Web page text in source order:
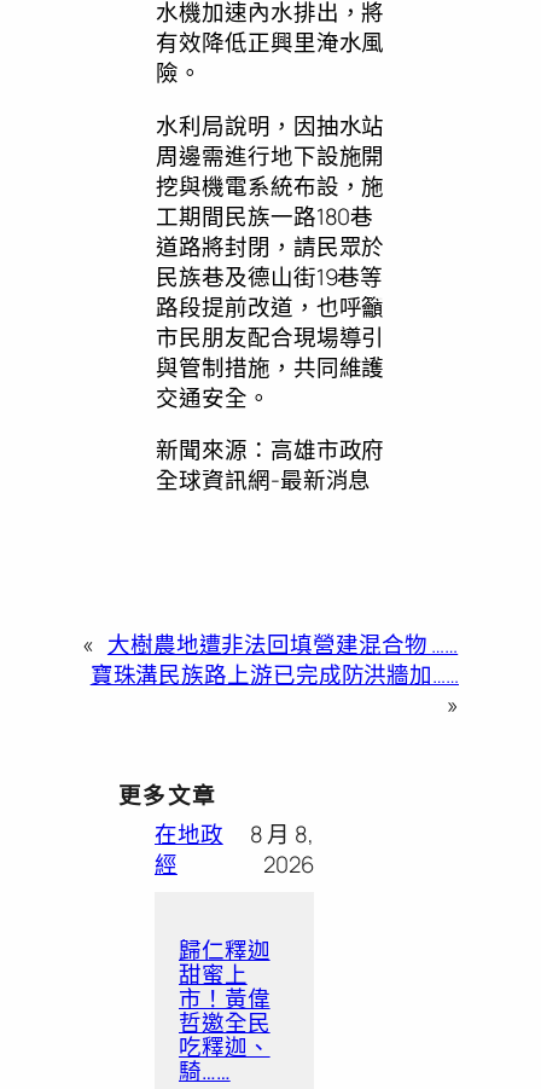
水機加速內水排出，將
有效降低正興里淹水風
險。
水利局說明，因抽水站
周邊需進行地下設施開
挖與機電系統布設，施
工期間民族一路180巷
道路將封閉，請民眾於
民族巷及德山街19巷等
路段提前改道，也呼籲
市民朋友配合現場導引
與管制措施，共同維護
交通安全。
新聞來源：高雄市政府
全球資訊網-最新消息
« 大樹農地遭非法回填營建混合物 ……
寶珠溝民族路上游已完成防洪牆加……
»
更多文章
在地政
經
8 月 8,
2026
歸仁釋迦
甜蜜上
市！黃偉
哲邀全民
吃釋迦、
騎……